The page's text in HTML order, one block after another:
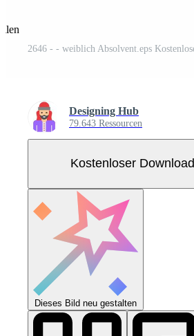
Designing Hub
79.643 Ressourcen
Kostenloser Download
Dieses Bild neu gestalten